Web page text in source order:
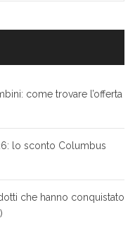
come trovare l’offerta
lo sconto Columbus
che hanno conquistato